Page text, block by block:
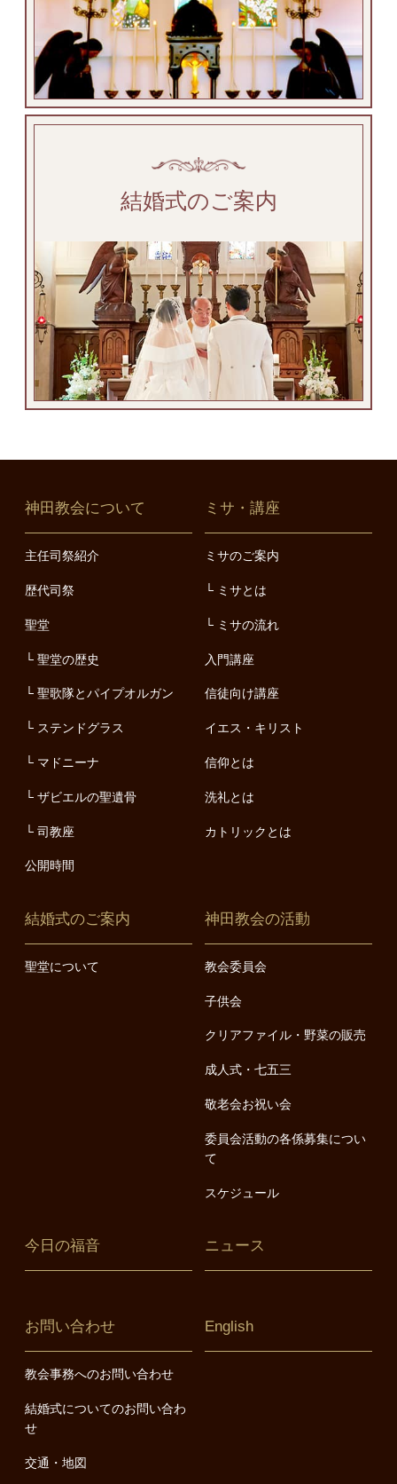
結婚式のご案内
神田教会について
主任司祭紹介
歴代司祭
聖堂
聖堂の歴史
聖歌隊とパイプオルガン
ステンドグラス
マドニーナ
ザビエルの聖遺骨
司教座
公開時間
ミサ・講座
ミサのご案内
ミサとは
ミサの流れ
入門講座
信徒向け講座
イエス・キリスト
信仰とは
洗礼とは
カトリックとは
結婚式のご案内
聖堂について
神田教会の活動
教会委員会
子供会
クリアファイル・野菜の販売
成人式・七五三
敬老会お祝い会
委員会活動の各係募集につい
て
スケジュール
今日の福音 ニュース
お問い合わせ
教会事務へのお問い合わせ
結婚式についてのお問い合わ
せ
交通・地図
English